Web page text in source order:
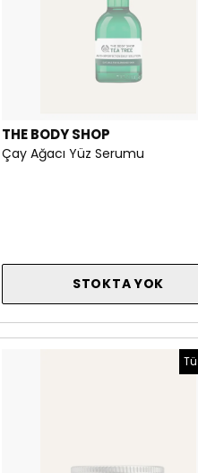
THE BODY SHOP
Çay Ağacı Yüz Serumu
STOKTA YOK